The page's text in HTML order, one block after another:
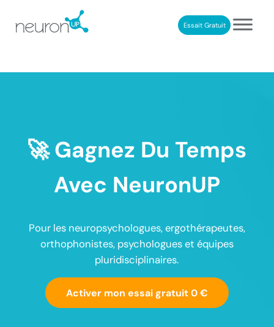
Essait Gratuit
🚀Gagnez Du Temps
Avec NeuronUP
Pour les neuropsychologues, ergothérapeutes,
orthophonistes, psychologues et équipes
pluridisciplinaires.
Activer mon essai gratuit 0 €